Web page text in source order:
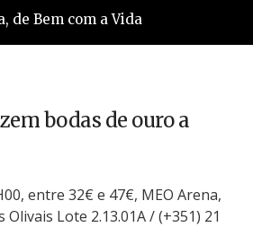
bodas de ouro a
entre 32€ e 47€, MEO Arena,
Olivais Lote 2.13.01A / (+351) 21